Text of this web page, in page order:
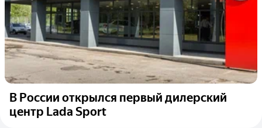
В России открылся первый дилерский
центр Lada Sport